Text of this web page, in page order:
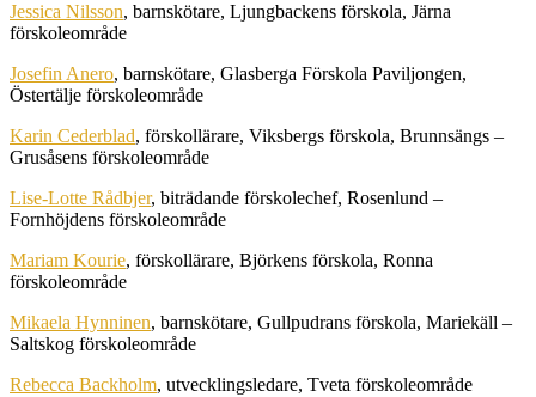
Jessica Nilsson, barnskötare, Ljungbackens förskola, Järna
förskoleområde
Josefin Anero, barnskötare, Glasberga Förskola Paviljongen,
Östertälje förskoleområde
Karin Cederblad, förskollärare, Viksbergs förskola, Brunnsängs –
Grusåsens förskoleområde
Lise-Lotte Rådbjer, biträdande förskolechef, Rosenlund –
Fornhöjdens förskoleområde
Mariam Kourie, förskollärare, Björkens förskola, Ronna
förskoleområde
Mikaela Hynninen, barnskötare, Gullpudrans förskola, Mariekäll –
Saltskog förskoleområde
Rebecca Backholm, utvecklingsledare, Tveta förskoleområde